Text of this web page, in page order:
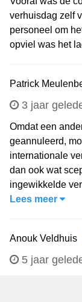
verhuisdag zelf
personeel om
opviel was het
Patrick
3 jaar
Omdat een
geannuleerd,
internationale
dan ook wat
ingewikkelde
Lees meer
Anouk Veldhuis
5 jaar